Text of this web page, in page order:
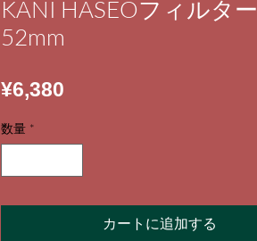
KANI HASEOフィルター
52mm
¥6,380
数量 *
カートに追加する